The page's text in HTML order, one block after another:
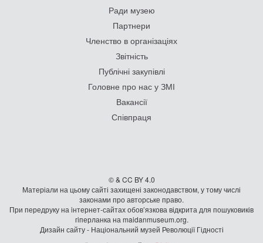
Ради музею
Партнери
Членство в організаціях
Звітність
Публічні закупівлі
Головне про нас у ЗМІ
Вакансії
Співпраця
© & CC BY 4.0
Матеріали на цьому сайті захищені законодавством, у тому числі
законами про авторське право.
При передруку на iнтернет-сайтах обов’язкова відкрита для пошуковиків
гiперланка на maidanmuseum.org.
Дизайн сайту - Національний музей Революції Гідності